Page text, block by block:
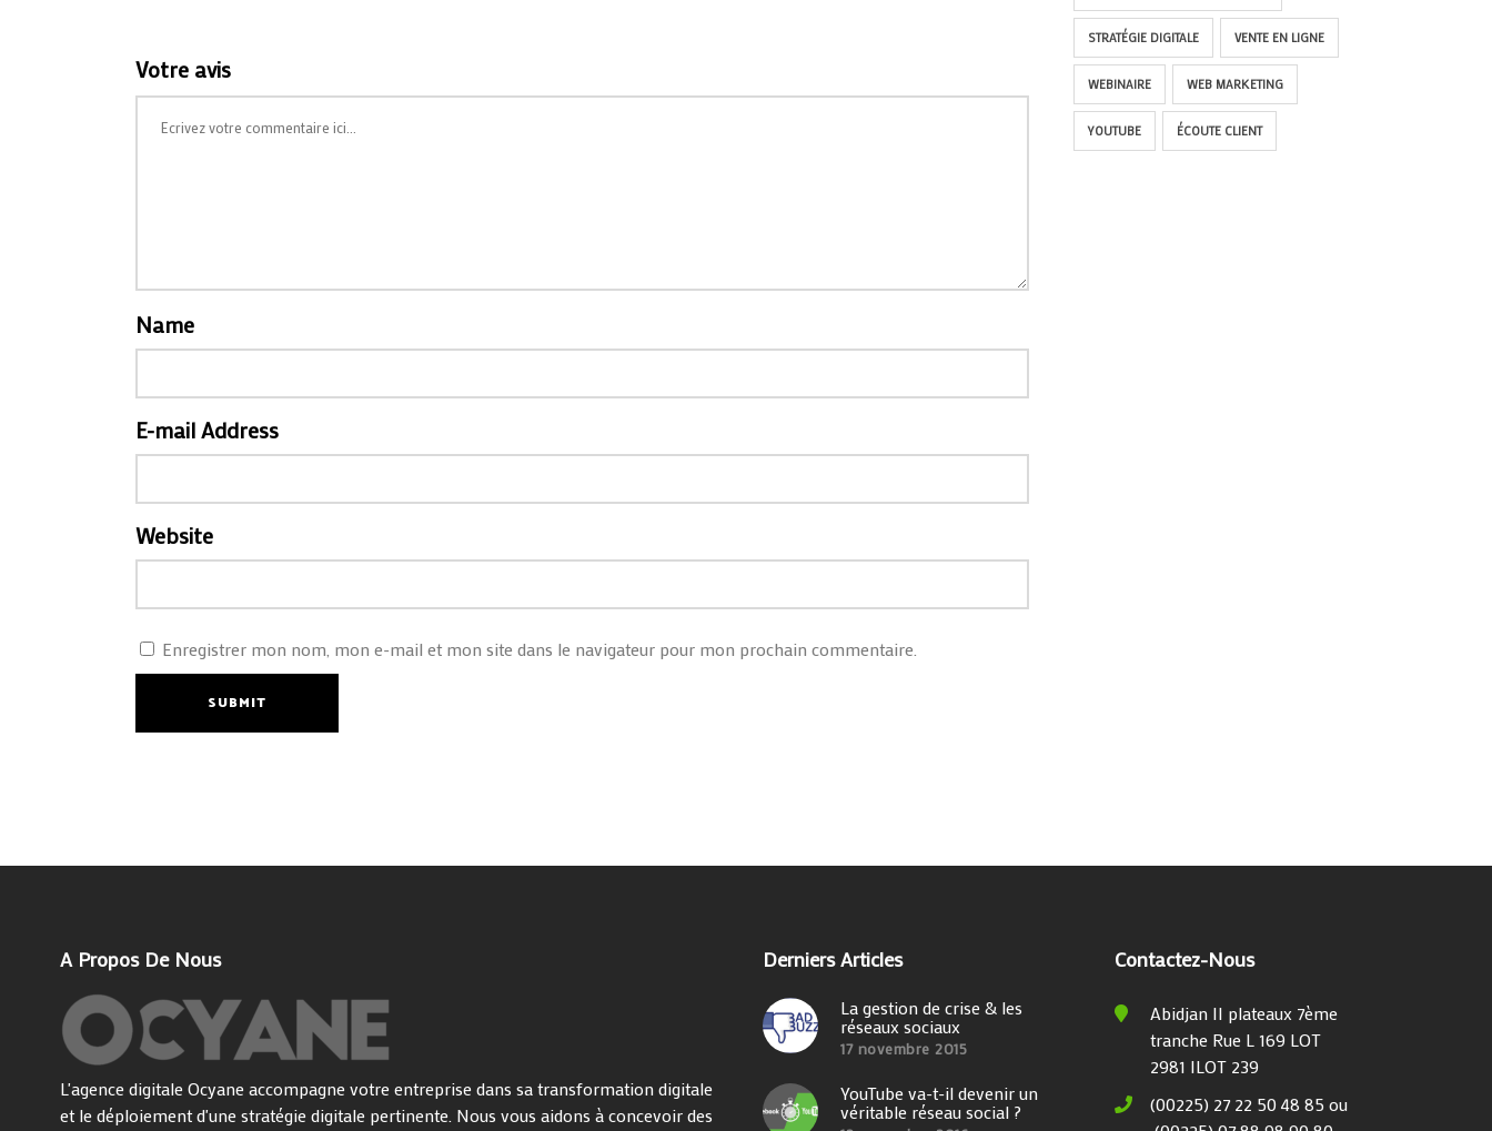
Votre avis
Name
E-mail Address
Website
Enregistrer mon nom, mon e-mail et mon site dans le navigateur pour mon prochain commentaire.
SUBMIT
STRATÉGIE DIGITALE VENTE EN LIGNE
WEBINAIRE WEB MARKETING
YOUTUBE ÉCOUTE CLIENT
A Propos De Nous
L'agence digitale Ocyane accompagne votre entreprise dans sa transformation digitale
et le déploiement d'une stratégie digitale pertinente. Nous vous aidons à concevoir des
Derniers Articles
La gestion de crise & les
réseaux sociaux
17 novembre 2015
YouTube va-t-il devenir un
véritable réseau social ?
Contactez-Nous
Abidjan II plateaux 7ème
tranche Rue L 169 LOT
2981 ILOT 239
(00225) 27 22 50 48 85 ou